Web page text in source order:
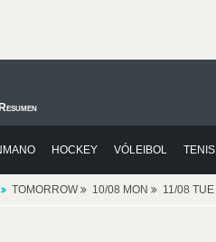
HOCKEY VÓLEIBOL TENIS
TOMORROW 10/08 MON 11/08 TUE